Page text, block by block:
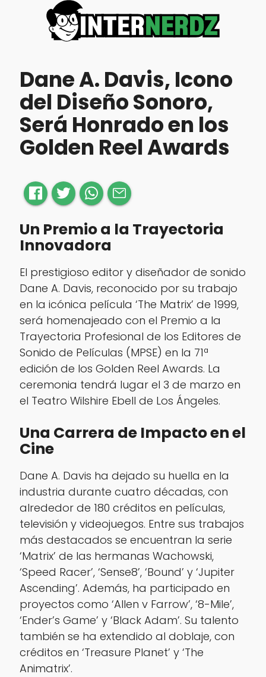
Dane A. Davis, Icono
del Diseño Sonoro,
Será Honrado en los
Golden Reel Awards
Un Premio a la Trayectoria
Innovadora
El prestigioso editor y diseñador de sonido
Dane A. Davis, reconocido por su trabajo
en la icónica película ‘The Matrix’ de 1999,
será homenajeado con el Premio a la
Trayectoria Profesional de los Editores de
Sonido de Películas (MPSE) en la 71ª
edición de los Golden Reel Awards. La
ceremonia tendrá lugar el 3 de marzo en
el Teatro Wilshire Ebell de Los Ángeles.
Una Carrera de Impacto en el
Cine
Dane A. Davis ha dejado su huella en la
industria durante cuatro décadas, con
alrededor de 180 créditos en películas,
televisión y videojuegos. Entre sus trabajos
más destacados se encuentran la serie
‘Matrix’ de las hermanas Wachowski,
‘Speed Racer’, ‘Sense8’, ‘Bound’ y ‘Jupiter
Ascending’. Además, ha participado en
proyectos como ‘Allen v Farrow’, ‘8-Mile’,
‘Ender’s Game’ y ‘Black Adam’. Su talento
también se ha extendido al doblaje, con
créditos en ‘Treasure Planet’ y ‘The
Animatrix’.